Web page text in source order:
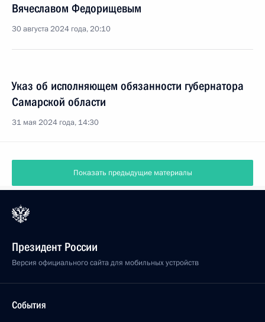
Вячеславом Федорищевым
30 августа 2024 года, 20:10
Указ об исполняющем обязанности губернатора
Самарской области
31 мая 2024 года, 14:30
Показать предыдущие материалы
Президент России
Версия официального сайта для мобильных устройств
События